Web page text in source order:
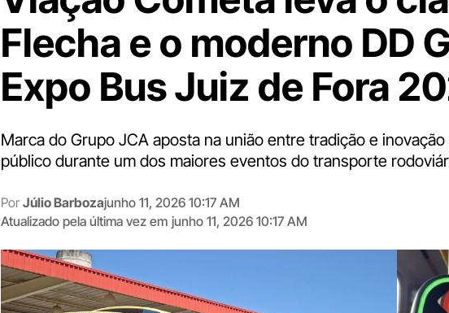
Flecha e o moderno DD
Expo Bus Juiz de Fora
Marca do Grupo JCA aposta na união entre tradição e
público durante um dos maiores eventos do transporte
Por Júlio Barbozajunho 11, 2026 10:17 AM
Atualizado pela última vez em junho 11, 2026 10:17 AM
Digite
aqui
o
seu